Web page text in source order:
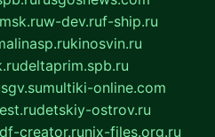
w-dev.ruf-ship.ru
kinosvin.ru
deltaprim.spb.ru
sgv.sumultiki-online.com
detskiy-ostrov.ru
creator.runix-files.org.ru